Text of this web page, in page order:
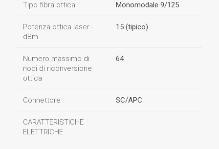
Tipo fibra ottica Monomodale 9/125
Potenza ottica laser -
dBm
15 (tipico)
Numero massimo di
nodi di riconversione
ottica
64
Connettore SC/APC
CARATTERISTICHE
ELETTRICHE